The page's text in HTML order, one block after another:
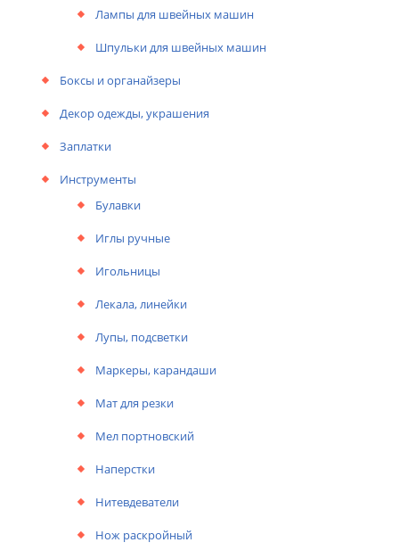
Лампы для швейных машин
Шпульки для швейных машин
Боксы и органайзеры
Декор одежды, украшения
Заплатки
Инструменты
Булавки
Иглы ручные
Игольницы
Лекала, линейки
Лупы, подсветки
Маркеры, карандаши
Мат для резки
Мел портновский
Наперстки
Нитевдеватели
Нож раскройный